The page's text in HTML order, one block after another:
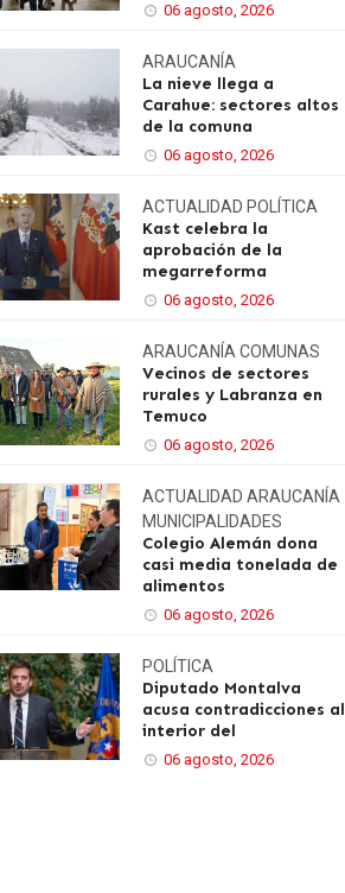
06 agosto, 2026
ARAUCANÍA
La nieve llega a
Carahue: sectores altos
de la comuna
06 agosto, 2026
ACTUALIDAD POLÍTICA
Kast celebra la
aprobación de la
megarreforma
06 agosto, 2026
ARAUCANÍA COMUNAS
Vecinos de sectores
rurales y Labranza en
Temuco
06 agosto, 2026
ACTUALIDAD ARAUCANÍA
MUNICIPALIDADES
Colegio Alemán dona
casi media tonelada de
alimentos
06 agosto, 2026
POLÍTICA
Diputado Montalva
acusa contradicciones al
interior del
06 agosto, 2026